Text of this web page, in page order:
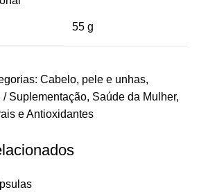
55 g
Cabelo, pele e unhas,
/ Suplementação, Saúde da Mulher,
e Antioxidantes